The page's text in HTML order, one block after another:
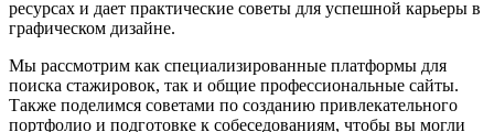
ресурсах и дает практические советы для успешной карьеры в
графическом дизайне.
Мы рассмотрим как специализированные платформы для
поиска стажировок, так и общие профессиональные сайты.
Также поделимся советами по созданию привлекательного
портфолио и подготовке к собеседованиям, чтобы вы могли